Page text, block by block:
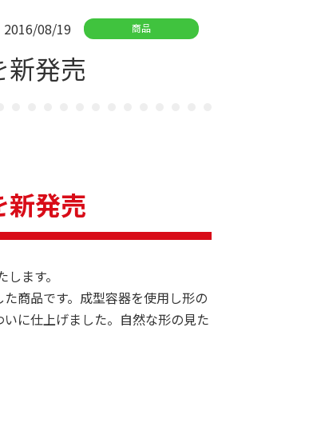
2016/08/19 商品
新発売
新発売
ます。
商品です。成型容器を使用し形の
に仕上げました。自然な形の見た